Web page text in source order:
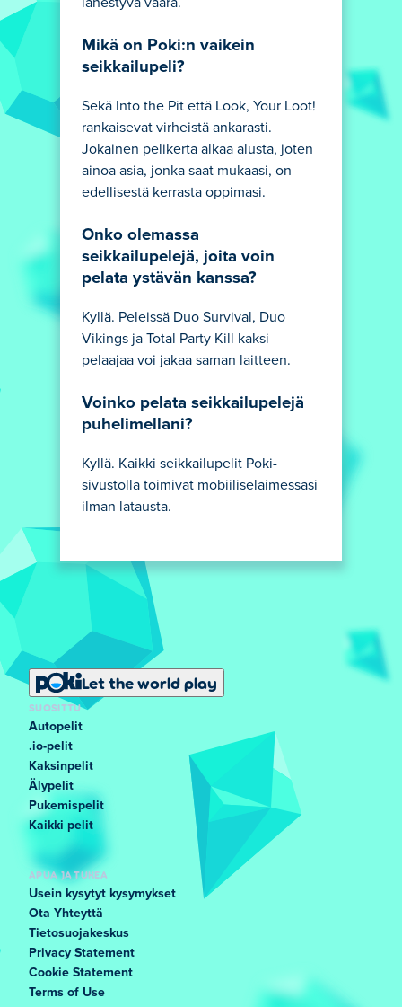
lähestyvä vaara.
Mikä on Poki:n vaikein
seikkailupeli?
Sekä Into the Pit että Look, Your Loot!
rankaisevat virheistä ankarasti.
Jokainen pelikerta alkaa alusta, joten
ainoa asia, jonka saat mukaasi, on
edellisestä kerrasta oppimasi.
Onko olemassa
seikkailupelejä, joita voin
pelata ystävän kanssa?
Kyllä. Peleissä Duo Survival, Duo
Vikings ja Total Party Kill kaksi
pelaajaa voi jakaa saman laitteen.
Voinko pelata seikkailupelejä
puhelimellani?
Kyllä. Kaikki seikkailupelit Poki-
sivustolla toimivat mobiiliselaimessasi
ilman latausta.
Let the world play
SUOSITTU
Autopelit
.io-pelit
Kaksinpelit
Älypelit
Pukemispelit
Kaikki pelit
APUA JA TUKEA
Usein kysytyt kysymykset
Ota Yhteyttä
Tietosuojakeskus
Privacy Statement
Cookie Statement
Terms of Use